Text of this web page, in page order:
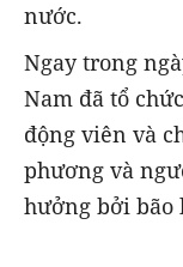
nước.
Ngay trong
Nam đã tổ
động viên và
phương và
hưởng bởi bão